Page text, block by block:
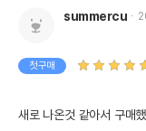
summercu
첫구매
새로 나온것 같아서 구매